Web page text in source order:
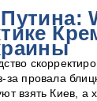
за провала
взять Киев, а